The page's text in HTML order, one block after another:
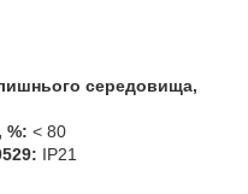
середовища,
%: < 80
IP21